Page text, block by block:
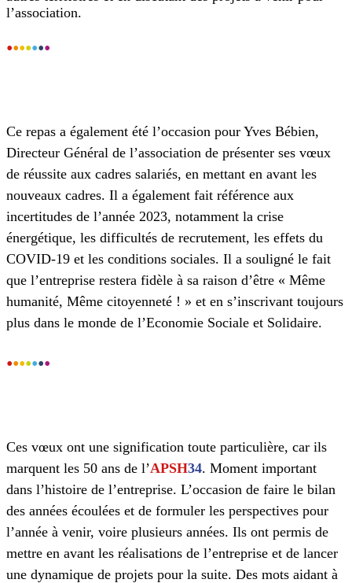
l’association.
•••••••
Ce repas a également été l’occasion pour Yves Bébien,
Directeur Général de l’association de présenter ses vœux
de réussite aux cadres salariés, en mettant en avant les
nouveaux cadres. Il a également fait référence aux
incertitudes de l’année 2023, notamment la crise
énergétique, les difficultés de recrutement, les effets du
COVID-19 et les conditions sociales. Il a souligné le fait
que l’entreprise restera fidèle à sa raison d’être « Même
humanité, Même citoyenneté ! » et en s’inscrivant toujours
plus dans le monde de l’Economie Sociale et Solidaire.
•••••••
Ces vœux ont une signification toute particulière, car ils
marquent les 50 ans de l’APSH34. Moment important
dans l’histoire de l’entreprise. L’occasion de faire le bilan
des années écoulées et de formuler les perspectives pour
l’année à venir, voire plusieurs années. Ils ont permis de
mettre en avant les réalisations de l’entreprise et de lancer
une dynamique de projets pour la suite. Des mots aidant à